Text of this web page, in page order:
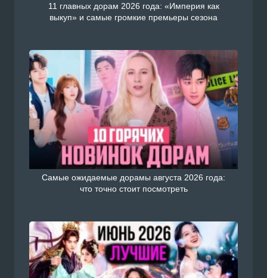
11 главных дорам 2026 года: «Империя как
выкуп» и самые громкие премьеры сезона
Самые ожидаемые дорамы августа 2026 года:
что точно стоит посмотреть